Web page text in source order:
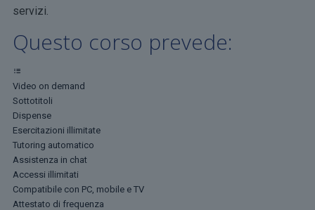
servizi.
Questo corso prevede:
Video on demand
Sottotitoli
Dispense
Esercitazioni illimitate
Tutoring automatico
Assistenza in chat
Accessi illimitati
Compatibile con PC, mobile e TV
Attestato di frequenza